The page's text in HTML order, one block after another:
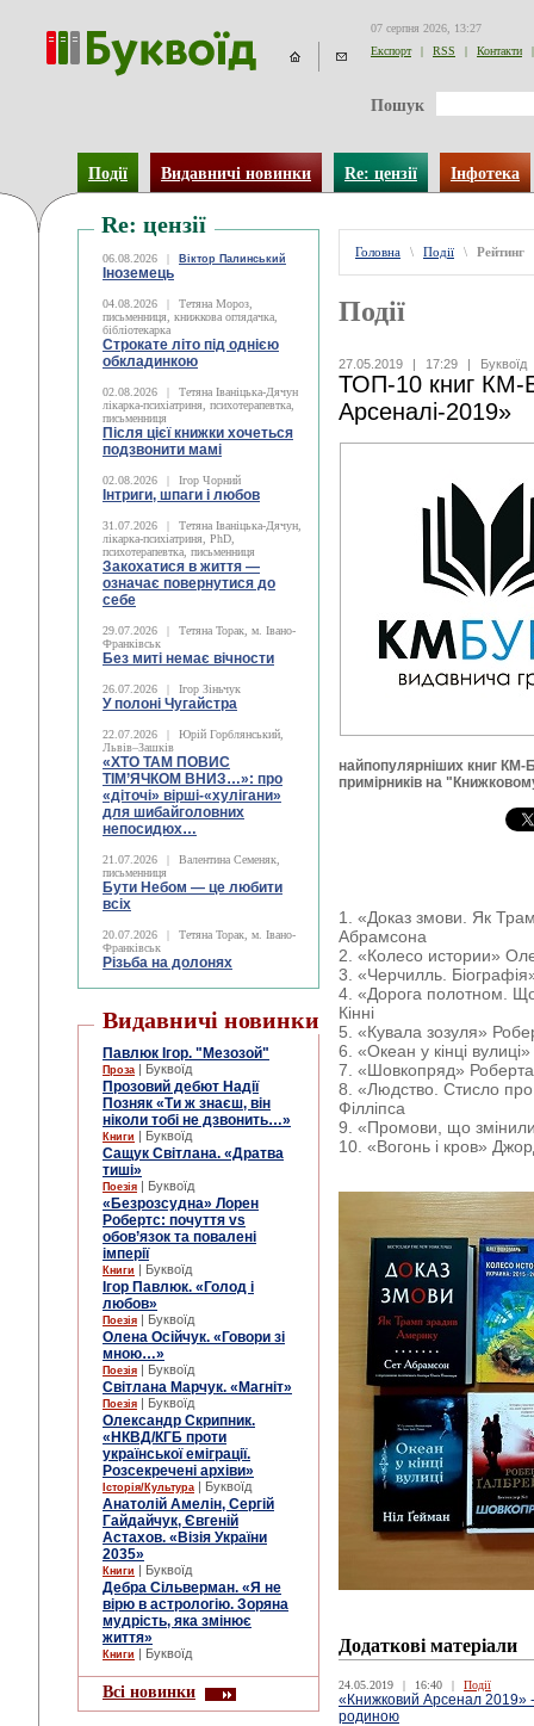
07 серпня 2026, 13:27
Експорт
| RSS | Контакти |
Пошук
Події Видавничі новинки Re: цензії Інфотека
Re: цензії
06.08.2026 | Віктор Палинський
Іноземець
04.08.2026 |
Тетяна Мороз,
письменниця, книжкова оглядачка,
бібліотекарка
Строкате літо під однією
обкладинкою
02.08.2026 |
Тетяна Іваніцька-Дячун
лікарка-психіатриня, психотерапевтка,
письменниця
Після цієї книжки хочеться
подзвонити мамі
02.08.2026 | Ігор Чорний
Інтриги, шпаги і любов
31.07.2026 |
Тетяна Іваніцька-Дячун,
лікарка-психіатриня, PhD,
психотерапевтка, письменниця
Закохатися в життя —
означає повернутися до
себе
29.07.2026 |
Тетяна Торак, м. Івано-
Франківськ
Без миті немає вічности
26.07.2026 | Ігор Зіньчук
У полоні Чугайстра
22.07.2026 |
Юрій Горблянський,
Львів–Зашків
«ХТО ТАМ ПОВИС
ТІМ’ЯЧКОМ ВНИЗ…»: про
«діточі» вірші-«хулігани»
для шибайголовних
непосидюх…
21.07.2026 |
Валентина Семеняк,
письменниця
Бути Небом ― це любити
всіх
20.07.2026 |
Тетяна Торак, м. Івано-
Франківськ
Різьба на долонях
Видавничі новинки
Павлюк Ігор. "Мезозой"
Проза | Буквоїд
Прозовий дебют Надії
Позняк «Ти ж знаєш, він
ніколи тобі не дзвонить…»
Книги | Буквоїд
Сащук Світлана. «Дратва
тиші»
Поезія | Буквоїд
«Безрозсудна» Лорен
Робертс: почуття vs
обов’язок та повалені
імперії
Книги | Буквоїд
Ігор Павлюк. «Голод і
любов»
Поезія | Буквоїд
Олена Осійчук. «Говори зі
мною…»
Поезія | Буквоїд
Світлана Марчук. «Магніт»
Поезія | Буквоїд
Олександр Скрипник.
«НКВД/КГБ проти
української еміграції.
Розсекречені архіви»
Історія/Культура | Буквоїд
Анатолій Амелін, Сергій
Гайдайчук, Євгеній
Астахов. «Візія України
2035»
Книги | Буквоїд
Дебра Сільверман. «Я не
вірю в астрологію. Зоряна
мудрість, яка змінює
життя»
Книги | Буквоїд
Всі новинки
Головна \ Події \ Рейтинг
Події
27.05.2019 | 17:29 | Буквоїд
ТОП-10 книг КМ-
Арсеналі-2019»
найпопулярніших книг КМ-
примірників на
1. «Доказ змови. Як
Абрамсона
2. «Колесо истории»
3. «Черчилль.
4. «Дорога полотном.
Кінні
5. «Кувала зозуля»
6. «Океан у кінці
7. «Шовкопряд»
8. «Людство. Стисло
Філліпса
9. «Промови, що
10. «Вогонь і кров»
Додаткові матеріали
24.05.2019 | 16:40 | Події
«Книжковий Арсенал 2019»
родиною